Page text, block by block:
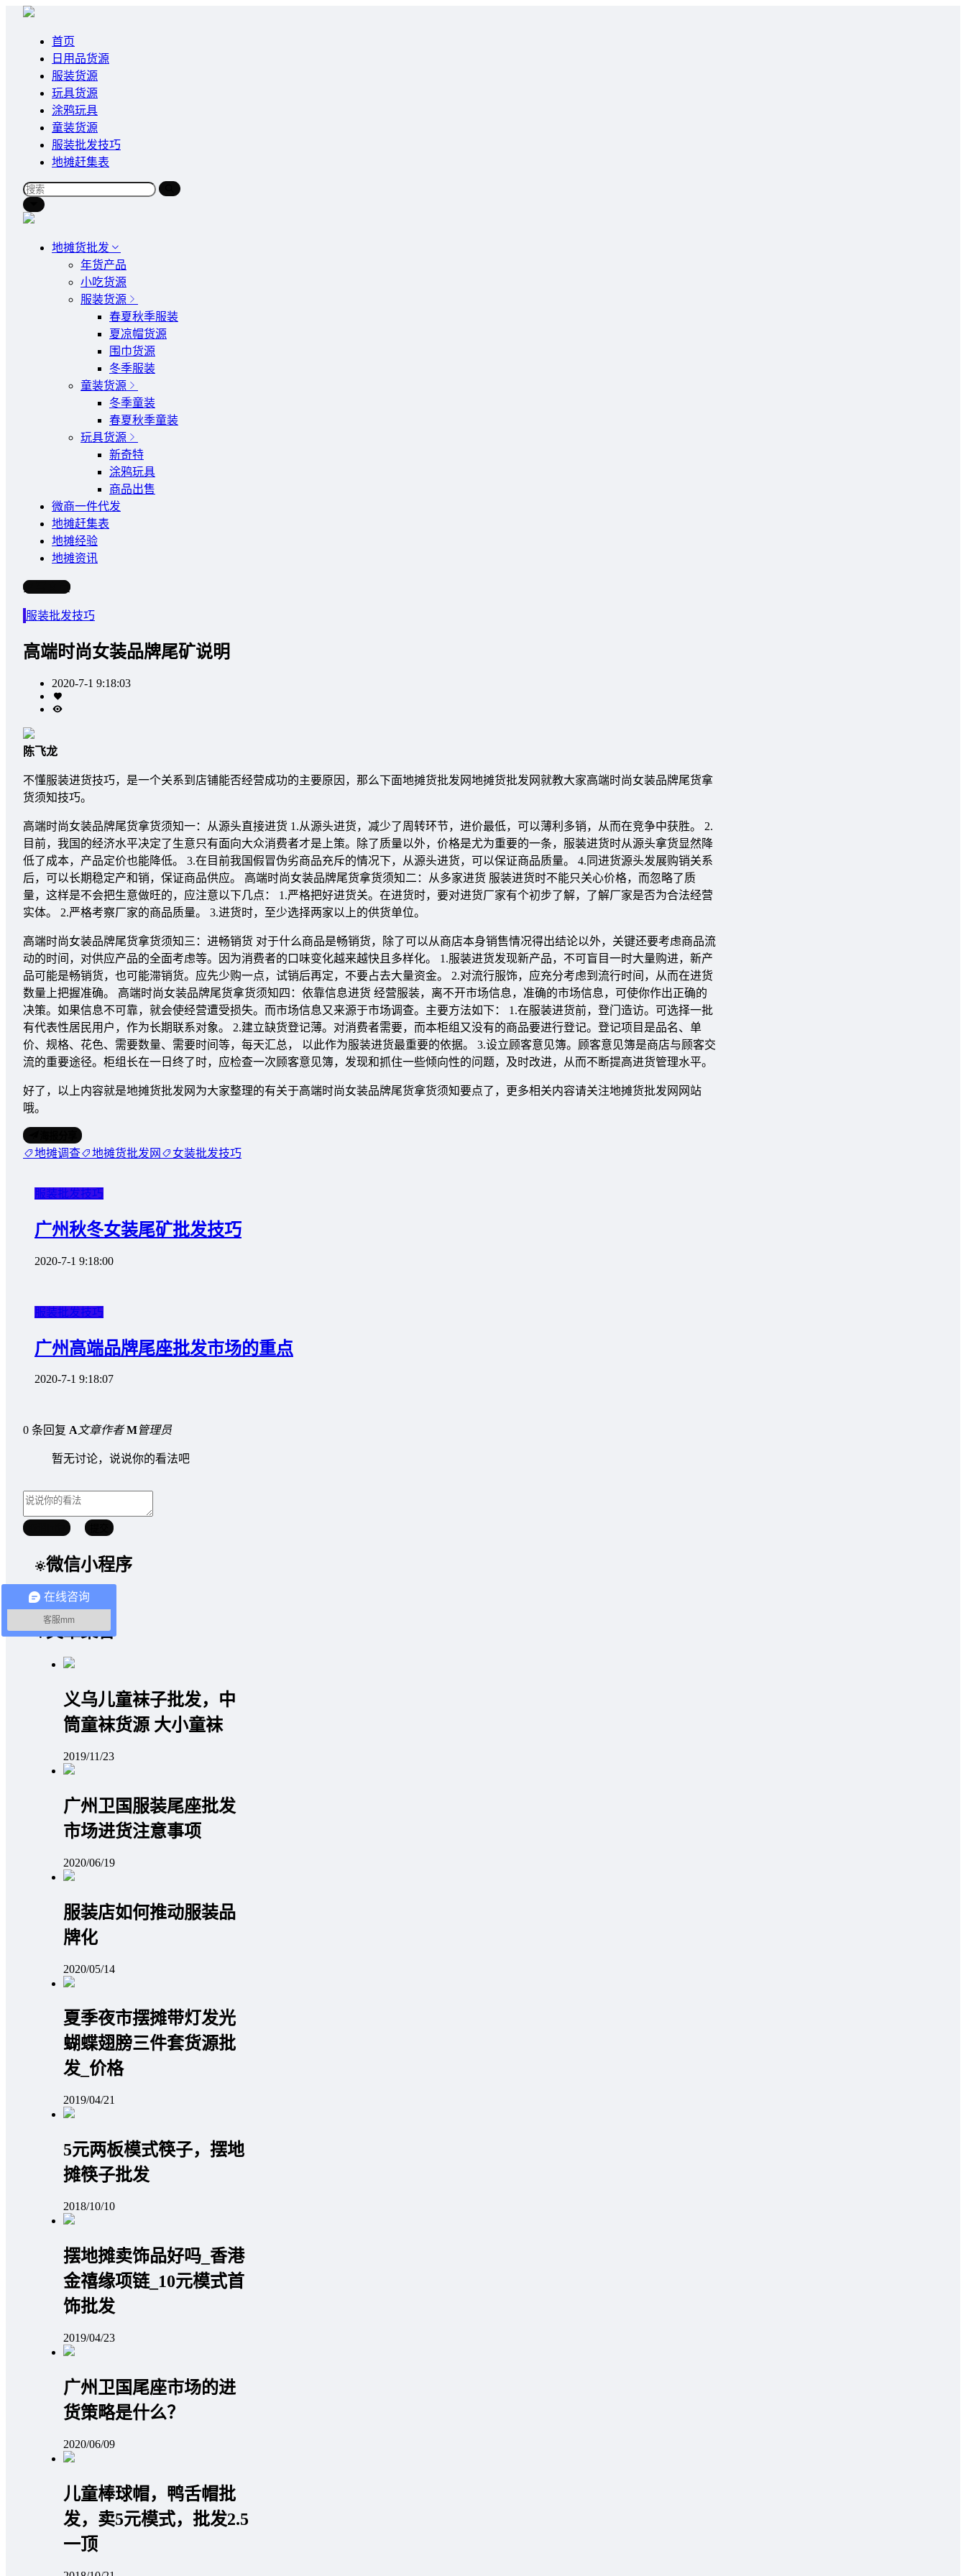
首页
日用品货源
服装货源
玩具货源
涂鸦玩具
童装货源
服装批发技巧
地摊赶集表
地摊货批发
年货产品
小吃货源
服装货源
春夏秋季服装
夏凉帽货源
围巾货源
冬季服装
童装货源
冬季童装
春夏秋季童装
玩具货源
新奇特
涂鸦玩具
商品出售
微商一件代发
地摊赶集表
地摊经验
地摊资讯
写文章
服装批发技巧
高端时尚女装品牌尾矿说明
2020-7-1 9:18:03
陈飞龙
不懂服装进货技巧，是一个关系到店铺能否经营成功的主要原因，那么下面地摊货批发网地摊货批发网就教大家高端时尚女装品牌尾货拿
货须知技巧。
高端时尚女装品牌尾货拿货须知一：从源头直接进货 1.从源头进货，减少了周转环节，进价最低，可以薄利多销，从而在竞争中获胜。 2.
目前，我国的经济水平决定了生意只有面向大众消费者才是上策。除了质量以外，价格是尤为重要的一条，服装进货时从源头拿货显然降
低了成本，产品定价也能降低。 3.在目前我国假冒伪劣商品充斥的情况下，从源头进货，可以保证商品质量。 4.同进货源头发展购销关系
后，可以长期稳定产和销，保证商品供应。 高端时尚女装品牌尾货拿货须知二：从多家进货 服装进货时不能只关心价格，而忽略了质
量，这样是不会把生意做旺的，应注意以下几点： 1.严格把好进货关。在进货时，要对进货厂家有个初步了解，了解厂家是否为合法经营
实体。 2.严格考察厂家的商品质量。 3.进货时，至少选择两家以上的供货单位。
高端时尚女装品牌尾货拿货须知三：进畅销货 对于什么商品是畅销货，除了可以从商店本身销售情况得出结论以外，关键还要考虑商品流
动的时间，对供应产品的全面考虑等。因为消费者的口味变化越来越快且多样化。 1.服装进货发现新产品，不可盲目一时大量购进，新产
品可能是畅销货，也可能滞销货。应先少购一点，试销后再定，不要占去大量资金。 2.对流行服饰，应充分考虑到流行时间，从而在进货
数量上把握准确。 高端时尚女装品牌尾货拿货须知四：依靠信息进货 经营服装，离不开市场信息，准确的市场信息，可使你作出正确的
决策。如果信息不可靠，就会使经营遭受损失。而市场信息又来源于市场调查。主要方法如下： 1.在服装进货前，登门造访。可选择一批
有代表性居民用户，作为长期联系对象。 2.建立缺货登记薄。对消费者需要，而本柜组又没有的商品要进行登记。登记项目是品名、单
价、规格、花色、需要数量、需要时间等，每天汇总， 以此作为服装进货最重要的依据。 3.设立顾客意见簿。顾客意见簿是商店与顾客交
流的重要途径。柜组长在一日终了时，应检查一次顾客意见簿，发现和抓住一些倾向性的问题，及时改进，从而不断提高进货管理水平。
好了，以上内容就是地摊货批发网为大家整理的有关于高端时尚女装品牌尾货拿货须知要点了，更多相关内容请关注地摊货批发网网站
哦。
地摊调查 地摊货批发网 女装批发技巧
服装批发技巧
广州秋冬女装尾矿批发技巧
2020-7-1 9:18:00
服装批发技巧
广州高端品牌尾座批发市场的重点
2020-7-1 9:18:07
0 条回复 A文章作者 M管理员
暂无讨论，说说你的看法吧
微信小程序
文章聚合
义乌儿童袜子批发，中
筒童袜货源 大小童袜
2019/11/23
广州卫国服装尾座批发
市场进货注意事项
2020/06/19
服装店如何推动服装品
牌化
2020/05/14
夏季夜市摆摊带灯发光
蝴蝶翅膀三件套货源批
发_价格
2019/04/21
5元两板模式筷子，摆地
摊筷子批发
2018/10/10
摆地摊卖饰品好吗_香港
金禧缘项链_10元模式首
饰批发
2019/04/23
广州卫国尾座市场的进
货策略是什么？
2020/06/09
儿童棒球帽，鸭舌帽批
发，卖5元模式，批发2.5
一顶
在线咨询
客服mm